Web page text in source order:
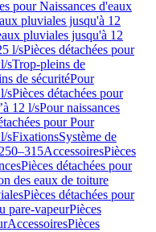
pour Naissances d'eaux
pluviales jusqu'à 12
pluviales jusqu'à 12
l/sPièces détachées pour
sTrop-pleins de
de sécuritéPour
sPièces détachées pour
12 l/sPour naissances
pour Pour
sFixationsSystème de
AccessoiresPièces
Pièces détachées pour
des eaux de toiture
Pièces détachées pour
pare-vapeurPièces
AccessoiresPièces